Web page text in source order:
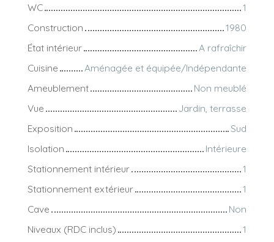
WC
1
Construction
1980
État intérieur
A rafraîchir
Cuisine
Aménagée et équipée/Indépendante
Ameublement
Non meublé
Vue
Jardin, terrasse
Exposition
Sud
Isolation
Intérieure
Stationnement intérieur
1
Stationnement extérieur
1
Cave
Non
Niveaux (RDC inclus)
1